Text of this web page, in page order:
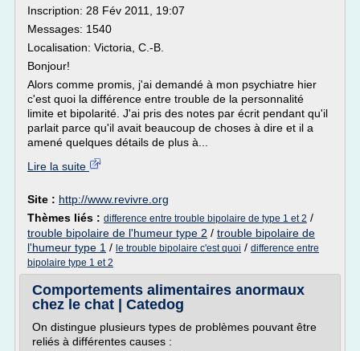
Inscription: 28 Fév 2011, 19:07
Messages: 1540
Localisation: Victoria, C.-B.
Bonjour!
Alors comme promis, j'ai demandé à mon psychiatre hier
c'est quoi la différence entre trouble de la personnalité
limite et bipolarité. J'ai pris des notes par écrit pendant qu'il
parlait parce qu'il avait beaucoup de choses à dire et il a
amené quelques détails de plus à...
Lire la suite
Site : http://www.revivre.org
Thèmes liés : difference entre trouble bipolaire de type 1 et 2 /
trouble bipolaire de l'humeur type 2 / trouble bipolaire de
l'humeur type 1 / le trouble bipolaire c'est quoi / difference entre
bipolaire type 1 et 2
Comportements alimentaires anormaux
chez le chat | Catedog
On distingue plusieurs types de problèmes pouvant être
reliés à différentes causes :